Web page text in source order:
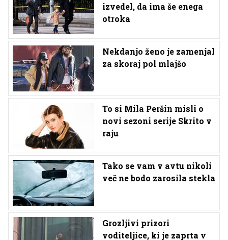
izvedel, da ima še enega
otroka
Nekdanjo ženo je zamenjal
za skoraj pol mlajšo
To si Mila Peršin misli o
novi sezoni serije Skrito v
raju
Tako se vam v avtu nikoli
več ne bodo zarosila stekla
Grozljivi prizori
voditeljice, ki je zaprta v